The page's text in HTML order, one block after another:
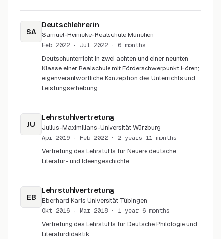
SA
Deutschlehrerin
Samuel-Heinicke-Realschule München
Feb 2022 - Jul 2022 · 6 months
Deutschunterricht in zwei achten und einer neunten
Klasse einer Realschule mit Förderschwerpunkt Hören;
eigenverantwortliche Konzeption des Unterrichts und
Leistungserhebung
JU
Lehrstuhlvertretung
Julius-Maximilians-Universität Würzburg
Apr 2019 - Feb 2022 · 2 years 11 months
Vertretung des Lehrstuhls für Neuere deutsche
Literatur- und Ideengeschichte
EB
Lehrstuhlvertretung
Eberhard Karls Universität Tübingen
Okt 2016 - Mar 2018 · 1 year 6 months
Vertretung des Lehrstuhls für Deutsche Philologie und
Literaturdidaktik